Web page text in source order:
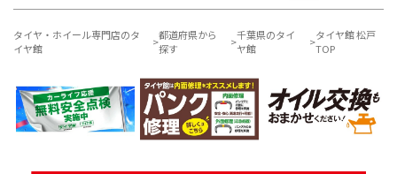
タイヤ・ホイール専門店のタ
イヤ館
都道府県から
探す
千葉県のタイ
ヤ館
タイヤ館 松戸
TOP